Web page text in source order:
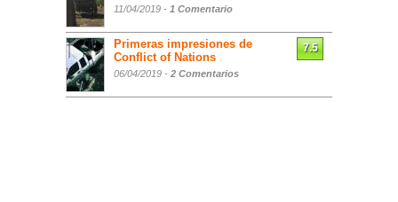
11/04/2019 - 1 Comentario
Primeras impresiones de
Conflict of Nations
06/04/2019 - 2 Comentarios
7.5